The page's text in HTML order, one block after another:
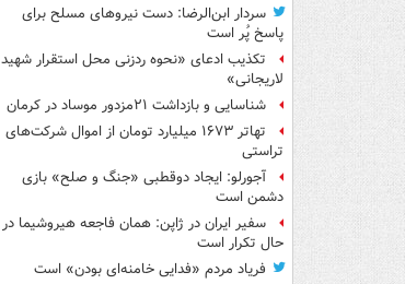
سردار ابن‌الرضا: دست نیروهای مسلح برای
پاسخ پُر است
تکذیب ادعای «نحوه ردزنی محل استقرار شهید
لاریجانی»
شناسایی و بازداشت ۲۱مزدور موساد در کرمان
تهاتر ۱۶۷۳ میلیارد تومان از اموال شرکت‌های
تراستی
آجورلو: ایجاد دوقطبی «جنگ و صلح‌» بازی
دشمن است
سفیر ایران در ژاپن: همان فاجعه هیروشیما در
حال تکرار است
فریاد مردم «فدایی خامنه‌ای بودن» است